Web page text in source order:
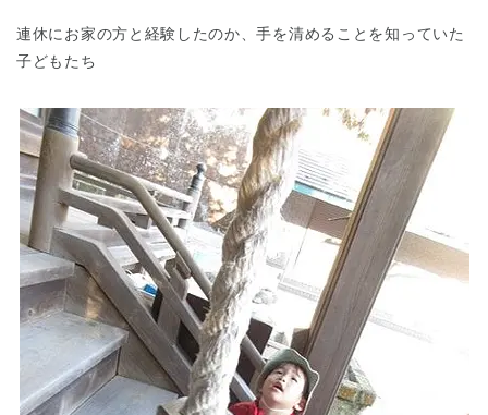
連休にお家の方と経験したのか、手を清めることを知っていた
子どもたち